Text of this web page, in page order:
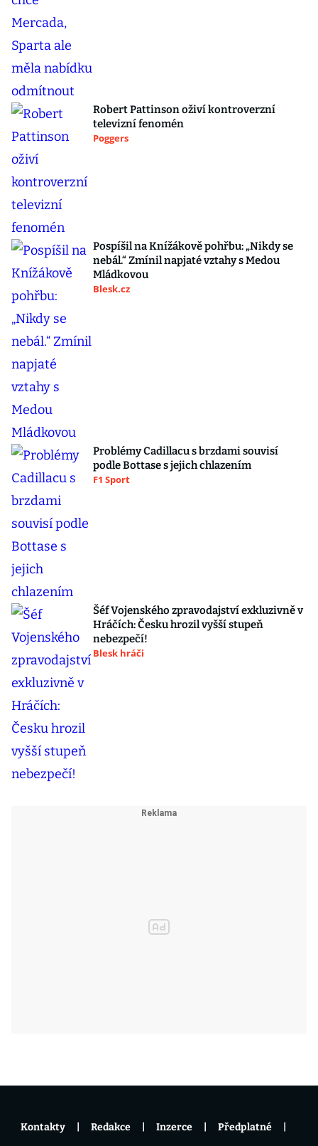
Robert Pattinson oživí kontroverzní
televizní fenomén
Poggers
Pospíšil na Knížákově pohřbu: „Nikdy se
nebál.“ Zmínil napjaté vztahy s Medou
Mládkovou
Blesk.cz
Problémy Cadillacu s brzdami souvisí
podle Bottase s jejich chlazením
F1 Sport
Šéf Vojenského zpravodajství exkluzivně v
Hráčích: Česku hrozil vyšší stupeň
nebezpečí!
Blesk hráči
Kontakty Redakce Inzerce Předplatné